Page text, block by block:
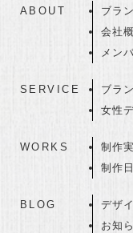
ABOUT
ブラ
会社
メン
SERVICE
ブラ
女性
WORKS
制作
制作
BLOG
デザ
お知